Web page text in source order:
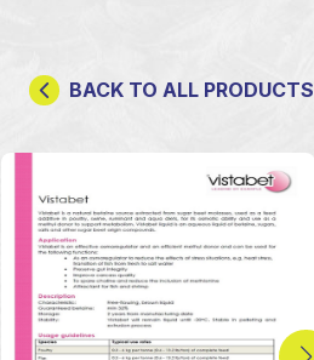
BACK TO ALL PRODUCTS